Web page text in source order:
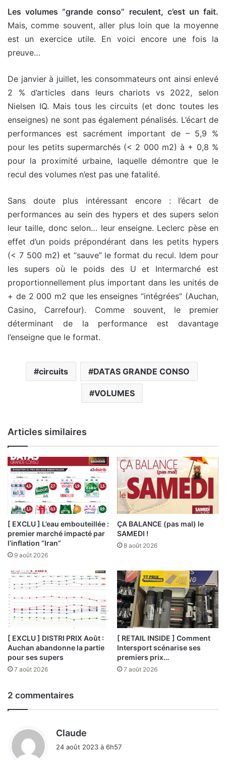
Les volumes “grande conso” reculent, c’est un fait.
Mais, comme souvent, aller plus loin que la moyenne
est un exercice utile. En voici encore une fois la
preuve…
De janvier à juillet, les consommateurs ont ainsi enlevé
2 % d’articles dans leurs chariots vs 2022, selon
Nielsen IQ. Mais tous les circuits (et donc toutes les
enseignes) ne sont pas également pénalisés. L’écart de
performances est sacrément important de – 5,9 %
pour les petits supermarchés (< 2 000 m2) à + 0,8 %
pour la proximité urbaine, laquelle démontre que le
recul des volumes n’est pas une fatalité.
Sans doute plus intéressant encore : l’écart de
performances au sein des hypers et des supers selon
leur taille, donc selon… leur enseigne. Leclerc pèse en
effet d’un poids prépondérant dans les petits hypers
(< 7 500 m2) et “sauve” le format du recul. Idem pour
les supers où le poids des U et Intermarché est
proportionnellement plus important dans les unités de
+ de 2 000 m2 que les enseignes “intégrées” (Auchan,
Casino, Carrefour). Comme souvent, le premier
déterminant de la performance est davantage
l’enseigne que le format.
circuits DATAS GRANDE CONSO
VOLUMES
Articles similaires
[ EXCLU ] L’eau embouteillée :
premier marché impacté par
l’inflation “Iran”
9 août 2026
ÇA BALANCE (pas mal) le
SAMEDI !
8 août 2026
[ EXCLU ] DISTRI PRIX Août :
Auchan abandonne la partie
pour ses supers
7 août 2026
[ RETAIL INSIDE ] Comment
Intersport scénarise ses
premiers prix…
7 août 2026
2 commentaires
Claude
24 août 2023 à 6h57